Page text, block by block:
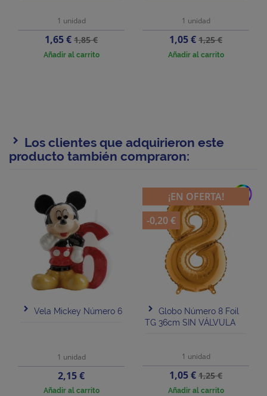
1 unidad
Precio
1,65 €Precio
base
1,85 €
Añadir al carrito
1 unidad
Precio
1,05 €Precio
base
1,25 €
Añadir al carrito
Los clientes que adquirieron este
producto también compraron:
Vela Mickey Número 6
1 unidad
Precio
2,15 €
Añadir al carrito
add
Globo Número 8 Foil
TG 36cm SIN VÁLVULA
1 unidad
Precio
1,05 €Precio
base
1,25 €
Añadir al carrito
¡EN OFERTA!
-0,20 €